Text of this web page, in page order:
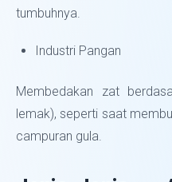
tumbuhnya.
Industri Pangan
Membedakan zat
lemak), seperti saat
campuran gula.